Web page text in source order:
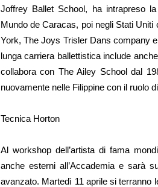
Joffrey Ballet School, ha intrapreso
Mundo de Caracas, poi negli Stati
York, The Joys Trisler Dans company
lunga carriera ballettistica include
collabora con The Ailey School dal
nuovamente nelle Filippine con il ruolo
Tecnica Horton
Al workshop dell’artista di fama
anche esterni all’Accademia e sarà
avanzato. Martedì 11 aprile si terranno